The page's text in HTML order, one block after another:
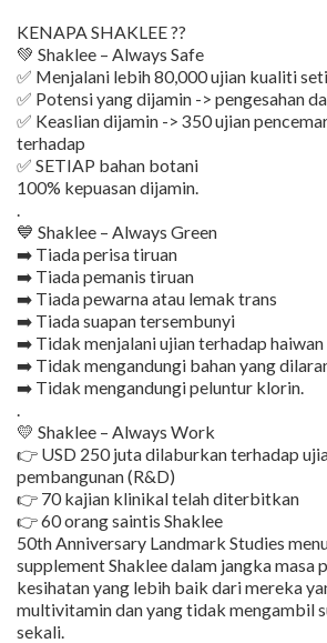
KENAPA SHAKLEE ??
💚 Shaklee – Always Safe
✅ Menjalani lebih 80,000 ujian kualiti
✅ Potensi yang dijamin -> pengesahan
✅ Keaslian dijamin -> 350 ujian
terhadap
✅ SETIAP bahan botani
100% kepuasan dijamin.
💙 Shaklee – Always Green
➡️ Tiada perisa tiruan
➡️ Tiada pemanis tiruan
➡️ Tiada pewarna atau lemak trans
➡️ Tiada suapan tersembunyi
➡️ Tidak menjalani ujian terhadap haiwan
➡️ Tidak mengandungi bahan yang
➡️ Tidak mengandungi peluntur klorin.
💛 Shaklee – Always Work
👉 USD 250 juta dilaburkan terhadap
pembangunan (R&D)
👉 70 kajian klinikal telah diterbitkan
👉 60 orang saintis Shaklee
50th Anniversary Landmark Studies
supplement Shaklee dalam jangka masa
kesihatan yang lebih baik dari mereka
multivitamin dan yang tidak mengambil
sekali.